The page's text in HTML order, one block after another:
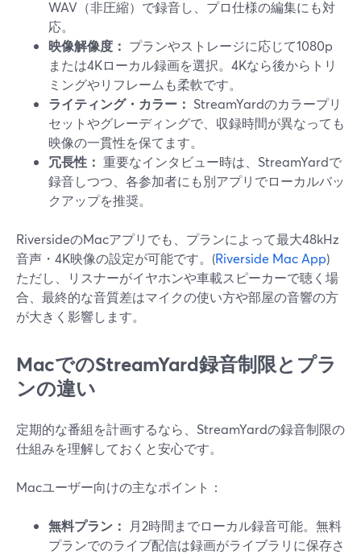
WAV（非圧縮）で録音し、プロ仕様の編集にも対
応。
映像解像度： プランやストレージに応じて1080p
または4Kローカル録画を選択。4Kなら後からトリ
ミングやリフレームも柔軟です。
ライティング・カラー： StreamYardのカラープリ
セットやグレーディングで、収録時間が異なっても
映像の一貫性を保てます。
冗長性： 重要なインタビュー時は、StreamYardで
録音しつつ、各参加者にも別アプリでローカルバッ
クアップを推奨。
RiversideのMacアプリでも、プランによって最大48kHz
音声・4K映像の設定が可能です。(Riverside Mac App)
ただし、リスナーがイヤホンや車載スピーカーで聴く場
合、最終的な音質差はマイクの使い方や部屋の音響の方
が大きく影響します。
MacでのStreamYard録音制限とプラ
ンの違い
定期的な番組を計画するなら、StreamYardの録音制限の
仕組みを理解しておくと安心です。
Macユーザー向けの主なポイント：
無料プラン：
月2時間までローカル録音可能。無料
プランでのライブ配信は録画がライブラリに保存さ